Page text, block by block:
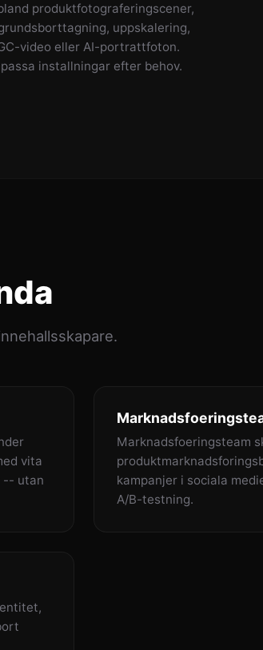
produktfotograferingscener,
uppskalering,
video eller AI-portrattfoton.
installningar efter behov.
vita
-- utan
Marknadsfoeringsteam
kampanjer i sociala
A/B-testning.